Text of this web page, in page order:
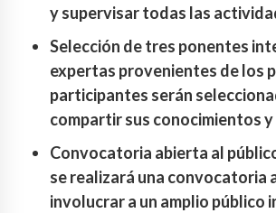
y supervisar todas las
Selección de tres ponentes
expertas provenientes de los
participantes serán
compartir sus conocimientos
Convocatoria abierta al
se realizará una convocatoria
involucrar a un amplio público